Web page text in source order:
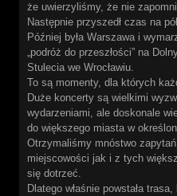
że uwierzyliśmy, że nie
Następnie przyszedł czas na
Później była Warszawa i
„podróż do przeszłości” na
Stulecia we Wrocławiu.
To są momenty, dla których
Duże koncerty są wielkimi
wydarzeniami, ale doskonale
do większego miasta w
Otrzymaliśmy mnóstwo
miejscowości jak i z tych
się dotrzeć.
Dlatego właśnie powstała